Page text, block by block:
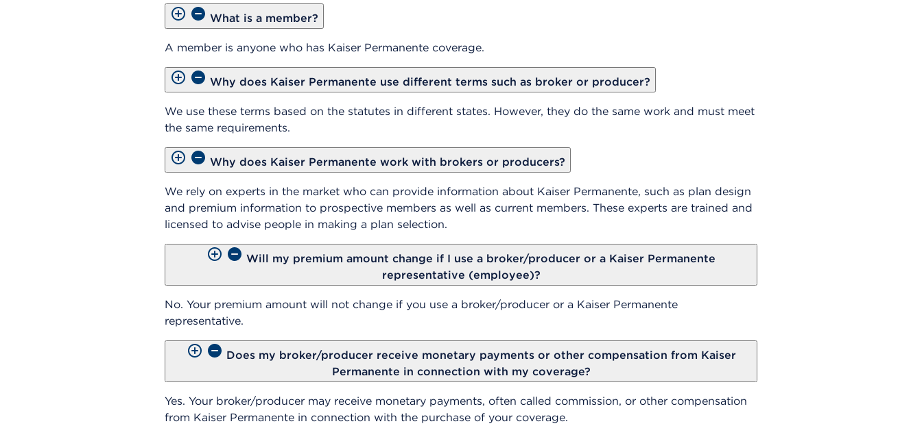
What is a member?
A member is anyone who has Kaiser Permanente coverage.
Why does Kaiser Permanente use different terms such as broker or producer?
We use these terms based on the statutes in different states. However, they do the same work and must meet
the same requirements.
Why does Kaiser Permanente work with brokers or producers?
We rely on experts in the market who can provide information about Kaiser Permanente, such as plan design
and premium information to prospective members as well as current members. These experts are trained and
licensed to advise people in making a plan selection.
Will my premium amount change if I use a broker/producer or a Kaiser Permanente
representative (employee)?
No. Your premium amount will not change if you use a broker/producer or a Kaiser Permanente
representative.
Does my broker/producer receive monetary payments or other compensation from Kaiser
Permanente in connection with my coverage?
Yes. Your broker/producer may receive monetary payments, often called commission, or other compensation
from Kaiser Permanente in connection with the purchase of your coverage.